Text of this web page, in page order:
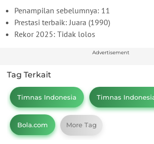
Penampilan sebelumnya: 11
Prestasi terbaik: Juara (1990)
Rekor 2025: Tidak lolos
Advertisement
Tag Terkait
Timnas Indonesia Timnas
Bola.com More Tag